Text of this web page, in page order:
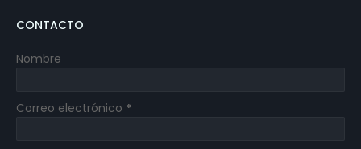
CONTACTO
Nombre
Correo electrónico *